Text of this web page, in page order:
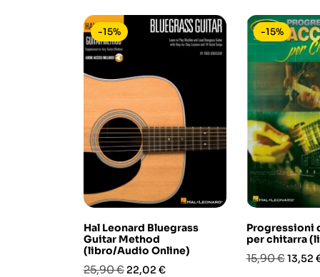
Hal Leonard Bluegrass
Guitar Method
(libro/Audio Online)
Prezzo
25,90 € Prezzo
22,02 €
-15%
Progressioni
per chitarra
Prezzo
15,90 €13,52
-15%